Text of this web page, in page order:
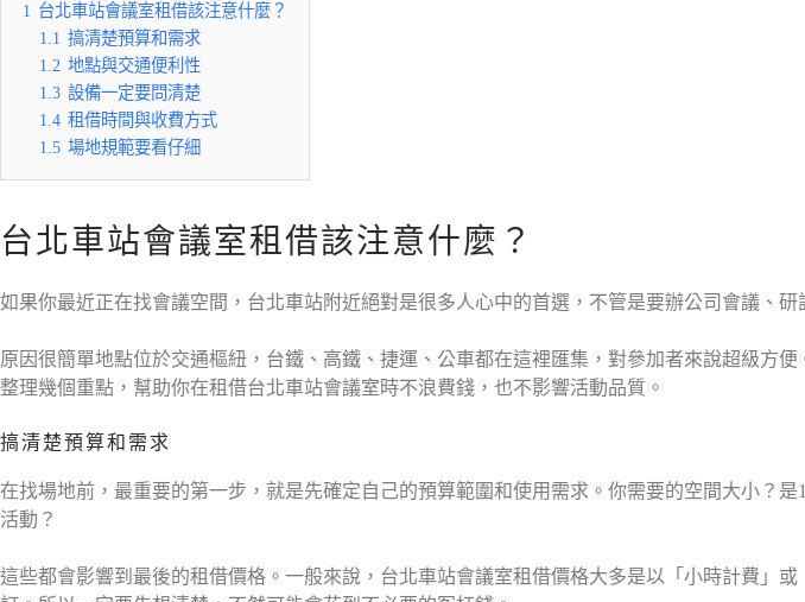
1 台北車站會議室租借該注意什麼？
1.1 搞清楚預算和需求
1.2 地點與交通便利性
1.3 設備一定要問清楚
1.4 租借時間與收費方式
1.5 場地規範要看仔細
台北車站會議室租借該注意什麼？
如果你最近正在找會議空間，台北車站附近絕對是很多人心中的首選，不管是要辦公司會議、
原因很簡單地點位於交通樞紐，台鐵、高鐵、捷運、公車都在這裡匯集，對參加者來說超級方
整理幾個重點，幫助你在租借台北車站會議室時不浪費錢，也不影響活動品質。
搞清楚預算和需求
在找場地前，最重要的第一步，就是先確定自己的預算範圍和使用需求。你需要的空間大小？
活動？
這些都會影響到最後的租借價格。一般來說，台北車站會議室租借價格大多是以「小時計費」